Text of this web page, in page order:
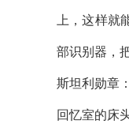
上，这样
部识别器，
斯坦利勋章：
回忆室的床